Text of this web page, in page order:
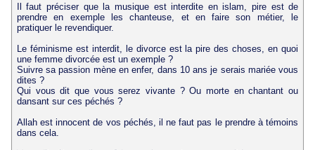
Il faut préciser que la musique est interdite en islam, pire est de
prendre en exemple les chanteuse, et en faire son métier, le
pratiquer le revendiquer.
Le féminisme est interdit, le divorce est la pire des choses, en quoi
une femme divorcée est un exemple ?
Suivre sa passion mène en enfer, dans 10 ans je serais mariée vous
dites ?
Qui vous dit que vous serez vivante ? Ou morte en chantant ou
dansant sur ces péchés ?
Allah est innocent de vos péchés, il ne faut pas le prendre à témoins
dans cela.